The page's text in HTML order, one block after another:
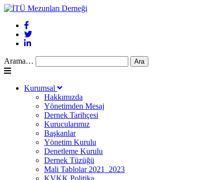
Arama…
Kurumsal
Hakkımızda
Yönetimden Mesaj
Dernek Tarihçesi
Kurucularımız
Başkanlar
Yönetim Kurulu
Denetleme Kurulu
Dernek Tüzüğü
Mali Tablolar 2021_2023
KVKK Politika